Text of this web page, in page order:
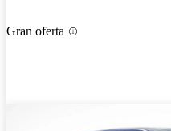
Gran oferta